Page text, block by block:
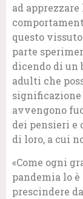
ad
questo
parte
dicendo di un
adulti che
avvengono
dei pensieri e
di loro, a cui
«Come ogni
pandemia lo è
prescindere